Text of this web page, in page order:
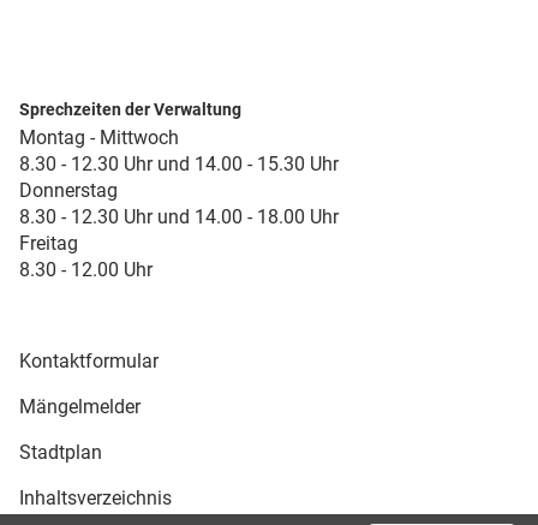
Sprechzeiten der Verwaltung
Montag - Mittwoch
8.30 - 12.30 Uhr und 14.00 - 15.30 Uhr
Donnerstag
8.30 - 12.30 Uhr und 14.00 - 18.00 Uhr
Freitag
8.30 - 12.00 Uhr
Kontaktformular
Mängelmelder
Stadtplan
Inhaltsverzeichnis